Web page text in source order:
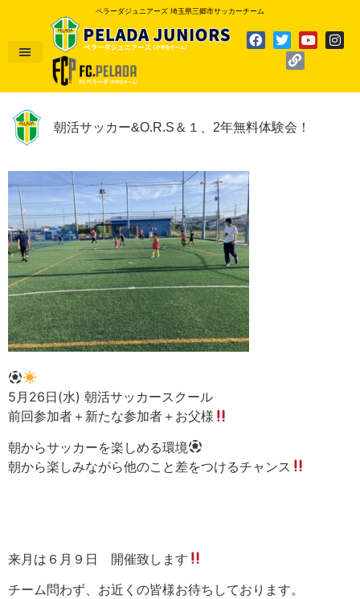
ペラーダジュニアーズ 埼玉県三郷市サッカーチーム
朝活サッカー&O.R.S＆１、2年無料体験会！
5月26日(水) 朝活サッカースクール
前回参加者＋新たな参加者＋お父様
朝からサッカーを楽しめる環境
朝から楽しみながら他のこと差をつけるチャンス
来月は６月９日 開催致します
チーム問わず、お近くの皆様お待ちしております。